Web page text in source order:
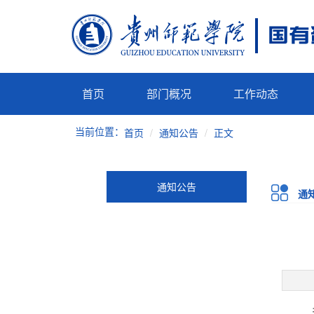
首页 部门概况 工作动态
当前位置： 首页 通知公告 正文
通知公告
通